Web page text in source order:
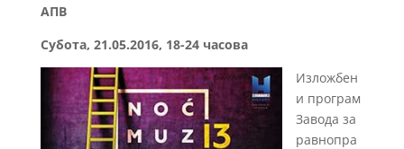
АПВ
Субота, 21.05.2016, 18-24 часова
Изложбен
и програм
Завода за
равнопра